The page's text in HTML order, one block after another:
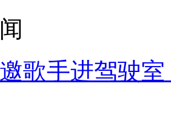
歌手进驾驶